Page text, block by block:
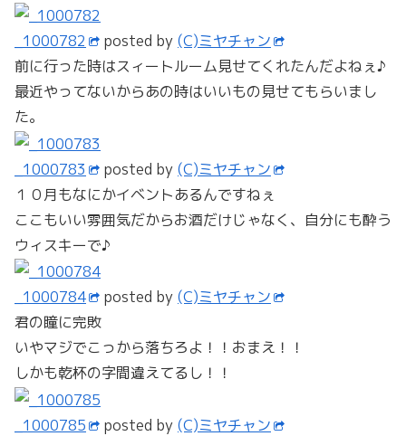
_1000782 posted by (C)ミヤチャン
前に行った時はスィートルーム見せてくれたんだよねぇ♪
最近やってないからあの時はいいもの見せてもらいまし
た。
_1000783 posted by (C)ミヤチャン
１０月もなにかイベントあるんですねぇ
ここもいい雰囲気だからお酒だけじゃなく、自分にも酔う
ウィスキーで♪
_1000784 posted by (C)ミヤチャン
君の瞳に完敗
いやマジでこっから落ちろよ！！おまえ！！
しかも乾杯の字間違えてるし！！
_1000785 posted by (C)ミヤチャン